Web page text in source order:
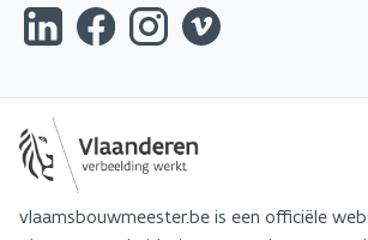
vlaamsbouwmeester.be is een officiële